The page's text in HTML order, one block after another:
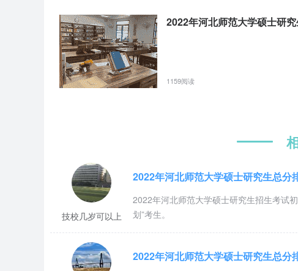
2022年河北师范大学硕士研
1159阅读
技校几岁可以上
2022年河北师范大学硕士研究生总分
2022年河北师范大学硕士研究生招生考试
划”考生。
2022年河北师范大学硕士研究生总分